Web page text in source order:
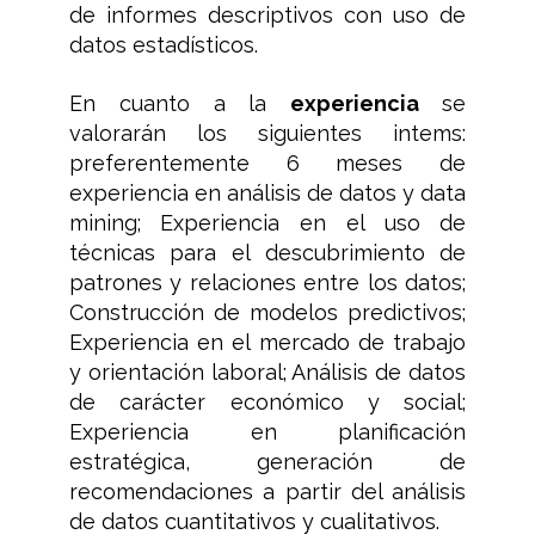
de informes descriptivos con uso de
datos estadísticos.
En cuanto a la experienciase
valorarán los siguientes intems:
preferentemente 6 meses de
experiencia en análisis de datos y data
mining; Experiencia en el uso de
técnicas para el descubrimiento de
patrones y relaciones entre los datos;
Construcción de modelos predictivos;
Experiencia en el mercado de trabajo
y orientación laboral; Análisis de datos
de carácter económico y social;
Experiencia en planificación
estratégica, generación de
recomendaciones a partir del análisis
de datos cuantitativos y cualitativos.